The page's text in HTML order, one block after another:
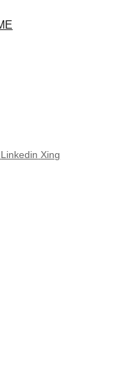
Linkedin Xing